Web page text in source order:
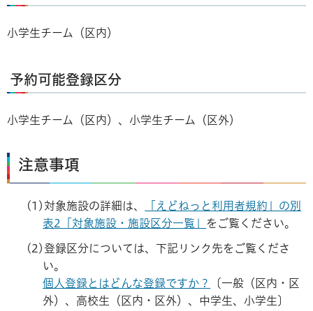
小学生チーム（区内）
予約可能登録区分
小学生チーム（区内）、小学生チーム（区外）
注意事項
(1)対象施設の詳細は、
「えどねっと利用者規約」の別
表2「対象施設・施設区分一覧」
をご覧ください。
(2)登録区分については、下記リンク先をご覧くださ
い。
個人登録とはどんな登録ですか？
〔一般（区内・区
外）、高校生（区内・区外）、中学生、小学生〕